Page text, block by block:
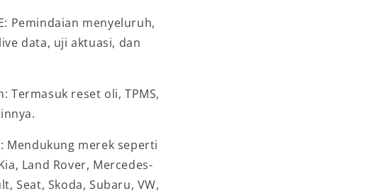
Pemindaian menyeluruh,
data, uji aktuasi, dan
Termasuk reset oli, TPMS,
Mendukung merek seperti
Land Rover, Mercedes-
Seat, Skoda, Subaru, VW,